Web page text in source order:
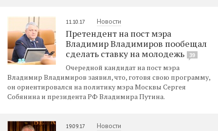
11.10.17 Новости
Претендент на пост мэра
Владимир Владимиров пообещал
сделать ставку на молодежь
39
Очередной кандидат на пост мэра
Владимир Владимиров заявил, что, готовя свою программу,
он ориентировался на политику мэра Москвы Сергея
Собянина и президента РФ Владимира Путина.
19.09.17 Новости